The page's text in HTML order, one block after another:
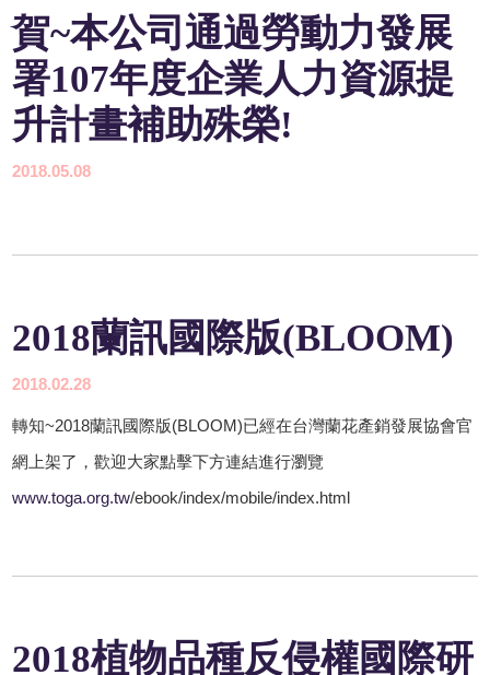
賀~本公司通過勞動力發展
署107年度企業人力資源提
升計畫補助殊榮!
2018.05.08
2018蘭訊國際版(BLOOM)
2018.02.28
轉知~2018蘭訊國際版(BLOOM)已經在台灣蘭花產銷發展協會官
網上架了，歡迎大家點擊下方連結進行瀏覽
www.toga.org.tw/ebook/index/mobile/index.html
2018植物品種反侵權國際研